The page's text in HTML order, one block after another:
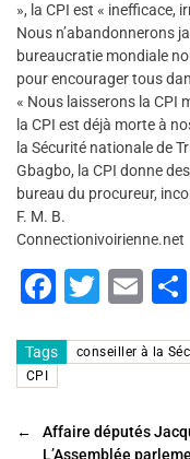
», la CPI est « inefficace,
Nous n’abandonnerons
bureaucratie mondiale
pour encourager tous
« Nous laisserons la CPI
la CPI est déjà morte à
la Sécurité nationale de
Gbagbo, la CPI donne
bureau du procureur,
F. M. B.
Connectionivoirienne.net
F
c
e
b
T
tt
E
ai
Tags conseiller à la
CPI
←
Affaire députés
L’Assemblée